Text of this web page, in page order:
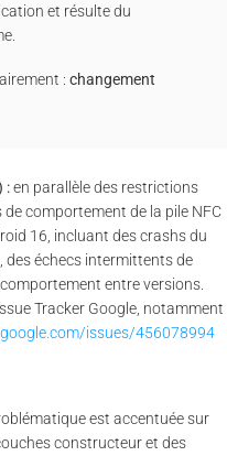
et résulte du
: changement
:en parallèle des restrictions
comportement de la pile NFC
16, incluant des crashs du
des échecs intermittents de
entre versions.
Tracker Google, notamment
issues/456078994
est accentuée sur
constructeur et des